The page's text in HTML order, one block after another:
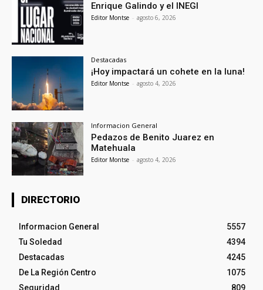
Enrique Galindo y el INEGI
Editor Montse - agosto 6, 2026
Destacadas
¡Hoy impactará un cohete en la luna!
Editor Montse - agosto 4, 2026
Informacion General
Pedazos de Benito Juarez en
Matehuala
Editor Montse - agosto 4, 2026
DIRECTORIO
Informacion General
5557
Tu Soledad
4394
Destacadas
4245
De La Región Centro
1075
Seguridad
809